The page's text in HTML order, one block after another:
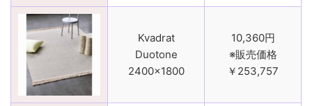
Kvadrat
Duotone
2400×1800
10,360円
※販売価格
￥253,757